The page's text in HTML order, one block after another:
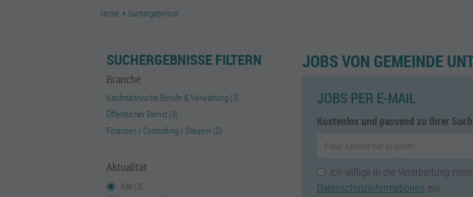
Home Suchergebnisse
SUCHERGEBNISSE FILTERN
Branche
Kaufmännische Berufe & Verwaltung (3)
Öffentlicher Dienst (3)
Finanzen / Controlling / Steuern (2)
Aktualität
Alle (3)
JOBS VON GEMEINDE
JOBS PER E-MAIL
Kostenlos und passend zu Ihrer
Ich willige in die Verarbeitung
Datenschutzinformationen ein.